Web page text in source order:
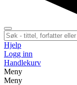
Hjelp
Logg inn
Handlekurv
Meny
Meny